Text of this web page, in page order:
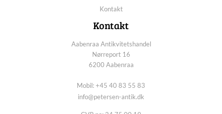
Kontakt
Kontakt
Aabenraa Antikvitetshandel
Nørreport 16
6200 Aabenraa
Mobil: +45 40 83 55 83
info@petersen-antik.dk